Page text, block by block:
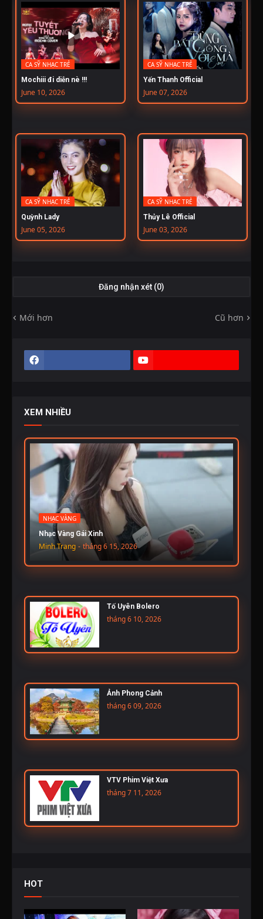
CA SỸ NHẠC TRẺ
Mochiii đi diễn nè !!!
June 10, 2026
CA SỸ NHẠC TRẺ
Yến Thanh Official
June 07, 2026
CA SỸ NHẠC TRẺ
Quỳnh Lady
June 05, 2026
CA SỸ NHẠC TRẺ
Thủy Lê Official
June 03, 2026
Đăng nhận xét (0)
Mới hơn Cũ hơn
XEM NHIỀU
NHẠC VÀNG
Nhạc Vàng Gái Xinh
Minh Trang - tháng 6 15, 2026
Tố Uyên Bolero
tháng 6 10, 2026
Ảnh Phong Cảnh
tháng 6 09, 2026
VTV Phim Việt Xưa
tháng 7 11, 2026
HOT